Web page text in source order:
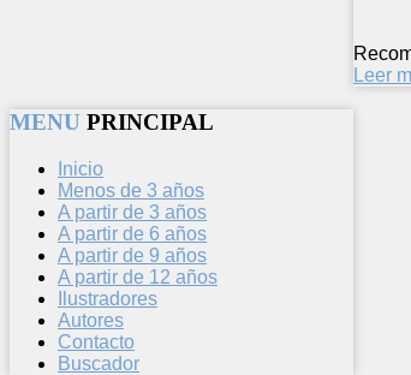
Leer
MENU PRINCIPAL
Inicio
Menos de 3 años
A partir de 3 años
A partir de 6 años
A partir de 9 años
A partir de 12 años
Ilustradores
Autores
Contacto
Buscador